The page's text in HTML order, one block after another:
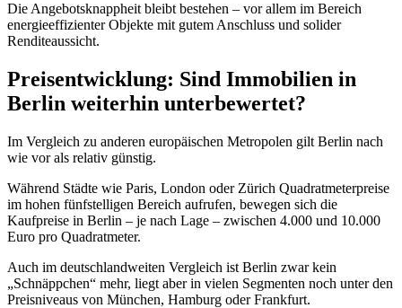
Die Angebotsknappheit bleibt bestehen – vor allem im Bereich
energieeffizienter Objekte mit gutem Anschluss und solider
Renditeaussicht.
Preisentwicklung: Sind Immobilien in
Berlin weiterhin unterbewertet?
Im Vergleich zu anderen europäischen Metropolen gilt Berlin nach
wie vor als relativ günstig.
Während Städte wie Paris, London oder Zürich Quadratmeterpreise
im hohen fünfstelligen Bereich aufrufen, bewegen sich die
Kaufpreise in Berlin – je nach Lage – zwischen 4.000 und 10.000
Euro pro Quadratmeter.
Auch im deutschlandweiten Vergleich ist Berlin zwar kein
„Schnäppchen“ mehr, liegt aber in vielen Segmenten noch unter den
Preisniveaus von München, Hamburg oder Frankfurt.